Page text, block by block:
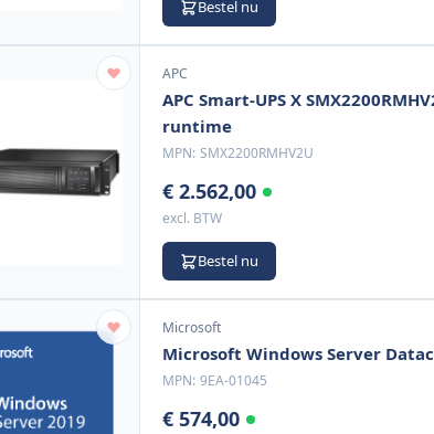
Bestel nu
APC
APC Smart-UPS X
runtime
MPN: SMX2200RMHV2U
€ 2.562,00
excl. BTW
Bestel nu
Microsoft
Microsoft Windows Server
MPN: 9EA-01045
€ 574,00